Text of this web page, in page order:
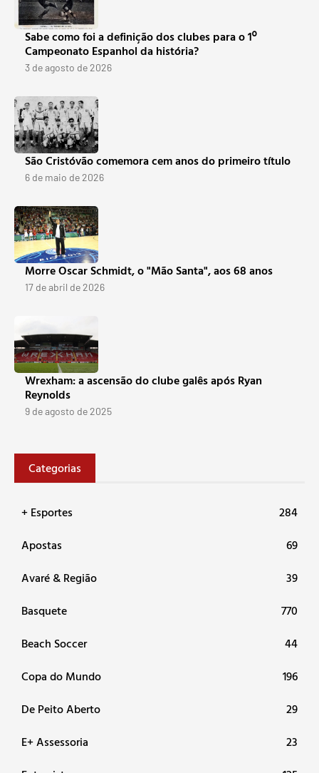
Sabe como foi a definição dos clubes para o 1º
Campeonato Espanhol da história?
3 de agosto de 2026
São Cristóvão comemora cem anos do primeiro título
6 de maio de 2026
Morre Oscar Schmidt, o "Mão Santa", aos 68 anos
17 de abril de 2026
Wrexham: a ascensão do clube galês após Ryan
Reynolds
9 de agosto de 2025
Categorias
+ Esportes
284
Apostas
69
Avaré & Região
39
Basquete
770
Beach Soccer
44
Copa do Mundo
196
De Peito Aberto
29
E+ Assessoria
23